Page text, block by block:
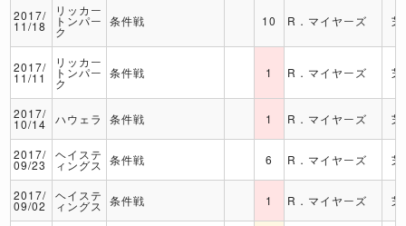
2017/
11/18
リッカー
トンパー
ク
条件戦 10 R．マイヤーズ 芝
2017/
11/11
リッカー
トンパー
ク
条件戦 1 R．マイヤーズ 芝
2017/
10/14 ハウェラ 条件戦 1 R．マイヤーズ 芝
2017/
09/23
ヘイステ
ィングス 条件戦 6 R．マイヤーズ 芝
2017/
09/02
ヘイステ
ィングス 条件戦 1 R．マイヤーズ 芝